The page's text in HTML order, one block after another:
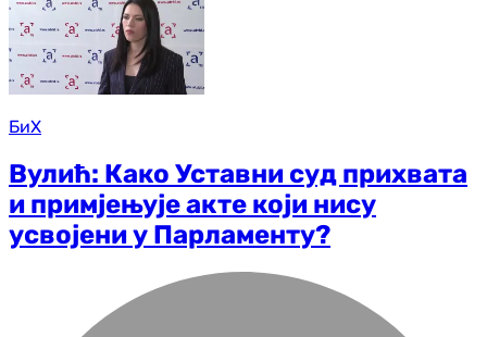
БиХ
Вулић: Како Уставни суд прихвата
и примјењује акте који нису
усвојени у Парламенту?